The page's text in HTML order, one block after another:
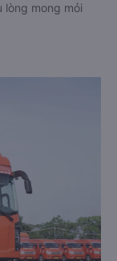
lòng mong mỏi